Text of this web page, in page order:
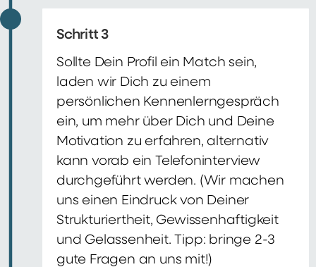
Schritt 3
Sollte Dein Profil ein Match sein,
laden wir Dich zu einem
persönlichen Kennenlerngespräch
ein, um mehr über Dich und Deine
Motivation zu erfahren, alternativ
kann vorab ein Telefoninterview
durchgeführt werden. (Wir machen
uns einen Eindruck von Deiner
Strukturiertheit, Gewissenhaftigkeit
und Gelassenheit. Tipp: bringe 2-3
gute Fragen an uns mit!)